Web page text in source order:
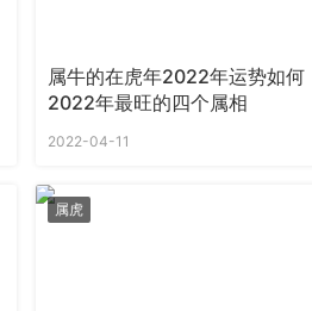
属牛的在虎年2022年运势如何
2022年最旺的四个属相
2022-04-11
属虎